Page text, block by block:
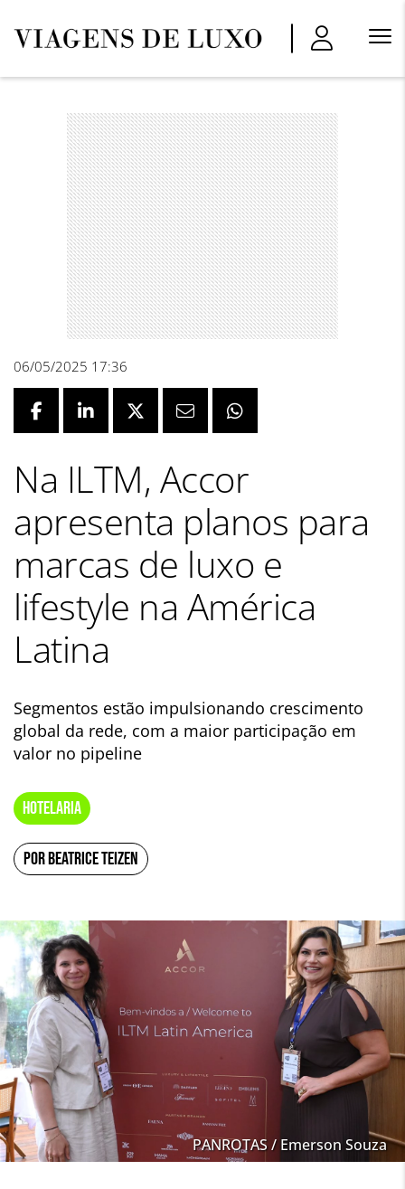
Menu
06/05/2025 17:36
Na ILTM, Accor
apresenta planos para
marcas de luxo e
lifestyle na América
Latina
Segmentos estão impulsionando crescimento
global da rede, com a maior participação em
valor no pipeline
HOTELARIA
POR BEATRICE TEIZEN
PANROTAS / Emerson Souza